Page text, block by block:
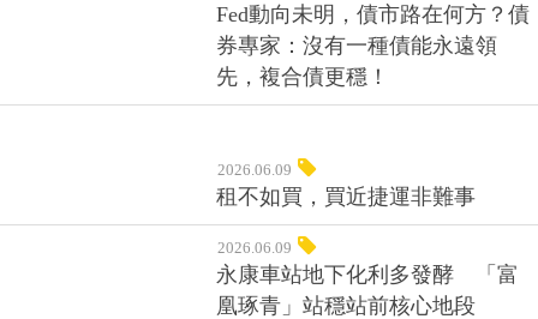
Fed動向未明，債市路在何方？債
券專家：沒有一種債能永遠領
先，複合債更穩！
2026.06.09
租不如買，買近捷運非難事
2026.06.09
永康車站地下化利多發酵 「富
凰琢青」站穩站前核心地段